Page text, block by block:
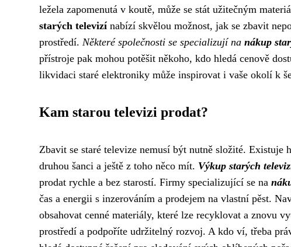
ležela zapomenutá v koutě, může se stát užitečným
starých televizínabízí skvělou možnost, jak se zbavit
prostředí. Některé společnosti se specializují na nákup
přístroje pak mohou potěšit někoho, kdo hledá cenově
likvidaci staré elektroniky může inspirovat i vaše okolí k
Kam starou televizi prodat?
Zbavit se staré televize nemusí být nutně složité.
druhou šanci a ještě z toho něco mít. Výkup starých
prodat rychle a bez starostí. Firmy specializující se na
čas a energii s inzerováním a prodejem na vlastní pěst.
obsahovat cenné materiály, které lze recyklovat a znovu
prostředí a podpoříte udržitelný rozvoj. A kdo ví, třeba